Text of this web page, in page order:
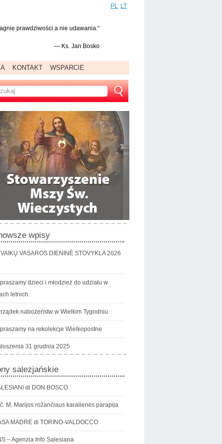
LT
PL
prawdziwości a nie udawania.“
— Ks. Jan Bosko
KONTAKT WSPARCIE
wpisy
VAIKŲ VASAROS DIENINĖ STOVYKLA 2026
dzieci i młodzież do udziału w
letnich.
nabożeństw w Wielkim Tygodniu
na rekolekcje Wielkopostne
31 grudnia 2025
salezjańskie
di DON BOSCO
M. Marijos rožančiaus karalienės parapija
MADRE di TORINO-VALDOCCO
– Agenzia Info Salesiana